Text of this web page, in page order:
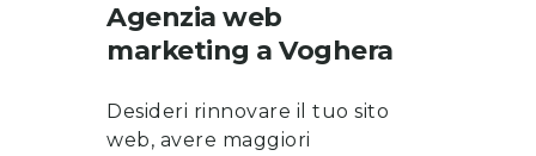
Agenzia web
marketing a Voghera
Desideri rinnovare il tuo sito
web, avere maggiori